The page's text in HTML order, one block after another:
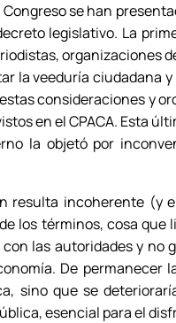
Congreso se han
legislativo. La
organizaciones
la veeduría ciudadana
consideraciones y
en el CPACA. Esta
la objetó por
resulta incoherente (y
los términos, cosa
las autoridades y no
De permanecer
sino que se
esencial para el